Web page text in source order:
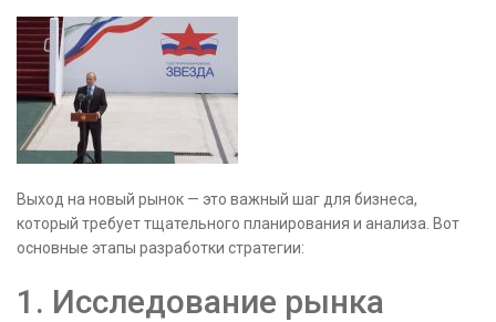
Выход на новый рынок — это важный шаг для бизнеса,
который требует тщательного планирования и анализа. Вот
основные этапы разработки стратегии:
1. Исследование рынка